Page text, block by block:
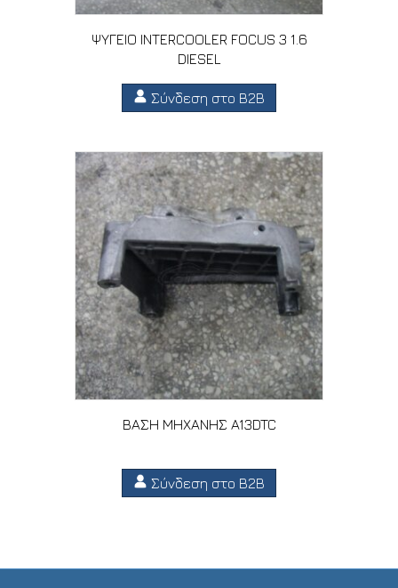
ΨΥΓΕΙΟ INTERCOOLER FOCUS 3 1.6
DIESEL
Σύνδεση στο B2B
ΒΑΣΗ ΜΗΧΑΝΗΣ A13DTC
Σύνδεση στο B2B